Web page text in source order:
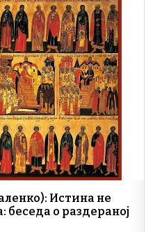
s
A
p
p
l
y
Li
n
k
Истина не
беседа о раздераној